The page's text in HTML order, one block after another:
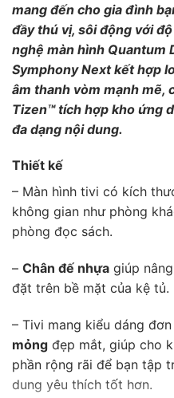
mang đến cho gia đình
đầy thú vị, sôi động với
nghệ màn hình Quantum
Symphony Next kết hợp
âm thanh vòm mạnh mẽ,
Tizen™ tích hợp kho ứng
đa dạng nội dung.
Thiết kế
– Màn hình tivi có kích
không gian như phòng
phòng đọc sách.
– Chân đế nhựa giúp
đặt trên bề mặt của kệ tủ.
– Tivi mang kiểu dáng
mỏng đẹp mắt, giúp cho
phần rộng rãi để bạn tập
dung yêu thích tốt hơn.